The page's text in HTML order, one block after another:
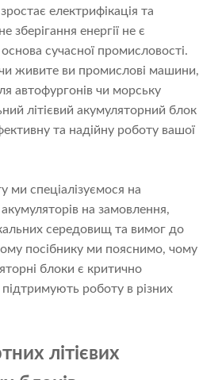
електрифікація та
зберігання енергії не є
сучасної промисловості.
живите ви промислові машини,
автофургонів чи морську
літієвий акумуляторний блок
та надійну роботу вашої
ми спеціалізуємося на
акумуляторів на замовлення,
середовищ та вимог до
посібнику ми пояснимо, чому
блоки є критично
роботу в різних
літієвих